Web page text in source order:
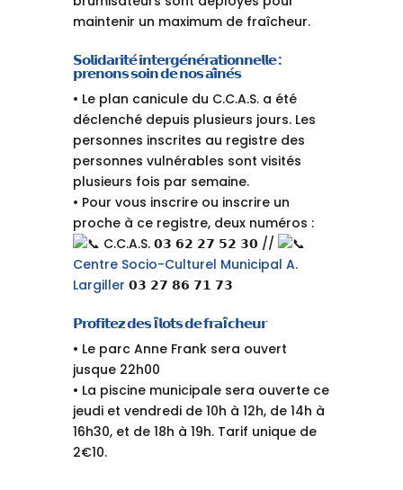
maintenir un maximum de fraîcheur.
𝗦𝗼𝗹𝗶𝗱𝗮𝗿𝗶𝘁𝗲́ 𝗶𝗻𝘁𝗲𝗿𝗴𝗲́𝗻𝗲́𝗿𝗮𝘁𝗶𝗼𝗻𝗻𝗲𝗹𝗹𝗲 :
𝗽𝗿𝗲𝗻𝗼𝗻𝘀 𝘀𝗼𝗶𝗻 𝗱𝗲 𝗻𝗼𝘀 𝗮𝗶̂𝗻𝗲́𝘀
• Le plan canicule du C.C.A.S. a été
déclenché depuis plusieurs jours. Les
personnes inscrites au registre des
personnes vulnérables sont visités
plusieurs fois par semaine.
• Pour vous inscrire ou inscrire un
proche à ce registre, deux numéros :
C.C.A.S. 𝟬𝟯 𝟲𝟮 𝟮𝟳 𝟱𝟮 𝟯𝟬 //
Centre Socio-Culturel Municipal A.
Largiller 𝟬𝟯 𝟮𝟳 𝟴𝟲 𝟳𝟭 𝟳𝟯
𝗣𝗿𝗼𝗳𝗶𝘁𝗲𝘇 𝗱𝗲𝘀 î𝗹𝗼𝘁𝘀 𝗱𝗲 𝗳𝗿𝗮î𝗰𝗵𝗲𝘂𝗿
• Le parc Anne Frank sera ouvert
jusque 22h00
• La piscine municipale sera ouverte ce
jeudi et vendredi de 10h à 12h, de 14h à
16h30, et de 18h à 19h. Tarif unique de
2€10.